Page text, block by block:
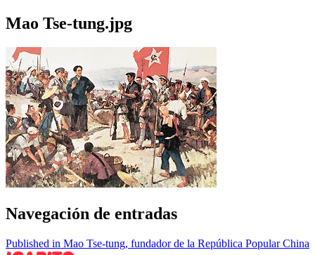
Mao Tse-tung.jpg
Navegación de entradas
Published in Mao Tse-tung, fundador de la República Popular China